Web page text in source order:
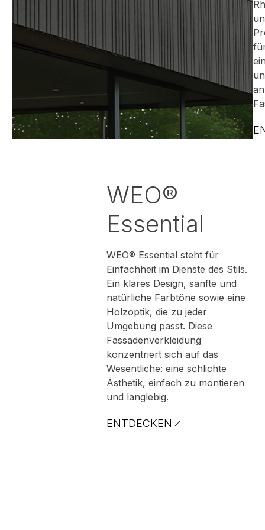
WEO®
Essential
WEO® Essential steht für
Einfachheit im Dienste des Stils.
Ein klares Design, sanfte und
natürliche Farbtöne sowie eine
Holzoptik, die zu jeder
Umgebung passt. Diese
Fassadenverkleidung
konzentriert sich auf das
Wesentliche: eine schlichte
Ästhetik, einfach zu montieren
und langlebig.
ENTDECKEN